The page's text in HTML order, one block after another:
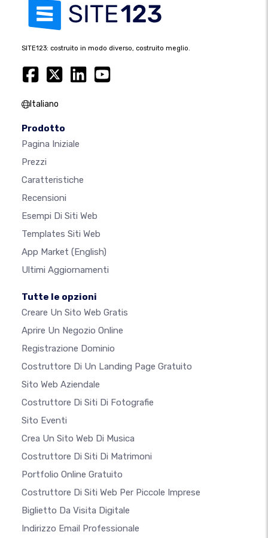
SITE123: costruito in modo diverso, costruito meglio.
Italiano
Prodotto
Pagina Iniziale
Prezzi
Caratteristiche
Recensioni
Esempi Di Siti Web
Templates Siti Web
App Market (English)
Ultimi Aggiornamenti
Tutte le opzioni
Creare Un Sito Web Gratis
Aprire Un Negozio Online
Registrazione Dominio
Costruttore Di Un Landing Page Gratuito
Sito Web Aziendale
Costruttore Di Siti Di Fotografie
Sito Eventi
Crea Un Sito Web Di Musica
Costruttore Di Siti Di Matrimoni
Portfolio Online Gratuito
Costruttore Di Siti Web Per Piccole Imprese
Biglietto Da Visita Digitale
Indirizzo Email Professionale